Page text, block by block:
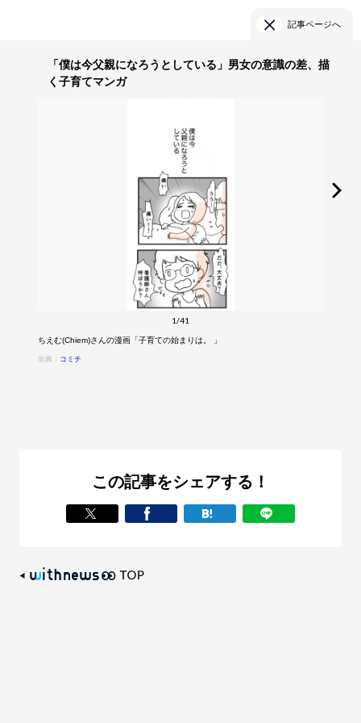
記事ページへ
「僕は今父親になろうとしている」男女の意識の差、描
く子育てマンガ
1/41
ちえむ(Chiem)さんの漫画「子育ての始まりは。 」
出典： コミチ
この記事をシェアする！